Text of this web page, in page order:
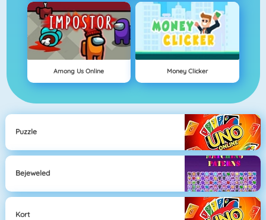
Among Us Online Money Clicker
Puzzle
Bejeweled
Kort